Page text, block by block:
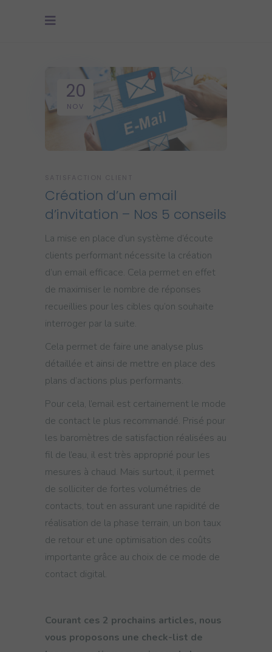
20
NOV
Création d’un email
d’invitation – Nos 5 conseils
La mise en place d’un système d’écoute
clients performant nécessite la création
d’un email efficace. Cela permet en effet
de maximiser le nombre de réponses
recueillies pour les cibles qu’on souhaite
interroger par la suite.
Cela permet de faire une analyse plus
détaillée et ainsi de mettre en place des
plans d’actions plus performants.
Pour cela, l’email est certainement le mode
de contact le plus recommandé. Prisé pour
les baromètres de satisfaction réalisées au
fil de l’eau, il est très approprié pour les
mesures à chaud. Mais surtout, il permet
de solliciter de fortes volumétries de
contacts, tout en assurant une rapidité de
réalisation de la phase terrain, un bon taux
de retour et une optimisation des coûts
importante grâce au choix de ce mode de
contact digital.
Courant ces 2 prochains articles, nous
vous proposons une check-list de